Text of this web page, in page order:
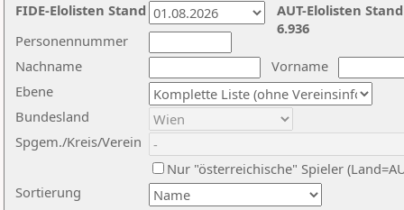
Nachname
Vorname
Ebene
Sortierung
Personennummer
Bundesland
Spgem./Kreis/Verein
Nur "österreichische" Spieler
AUT-Elolisten
6.936
FIDE-Elolisten Stand